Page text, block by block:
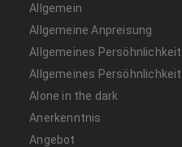
Allgemein
Allgemeine Anpreisung
Allgemeines
Allgemeines
Alone in the dark
Anerkenntnis
Angebot